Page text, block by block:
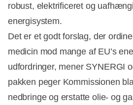
robust, elektrificeret og
energisystem.
Det er et godt forslag, der
medicin mod mange af EU’s
udfordringer, mener SYNERGI
pakken peger Kommissionen
nedbringe og erstatte olie- og